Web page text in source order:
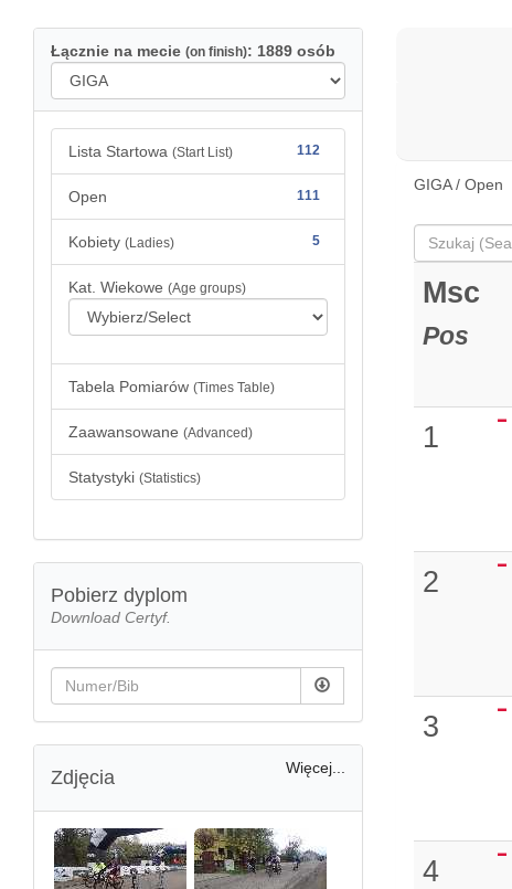
Łącznie na mecie (on finish): 1889 osób
Lista Startowa (Start List) 112
Open 111
Kobiety (Ladies) 5
Kat. Wiekowe (Age groups)
Tabela Pomiarów (Times Table)
Zaawansowane (Advanced)
Statystyki (Statistics)
Pobierz dyplom
Download Certyf.
Więcej...
Zdjęcia
GIGA / Open
Msc
Pos
1
2
3
4